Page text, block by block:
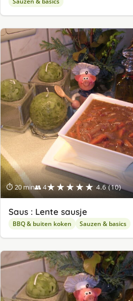
⏱ 20 min👥 4★★★★★ 4.6 (10)
Saus : Lente sausje
BBQ & buiten koken Sauzen & basics